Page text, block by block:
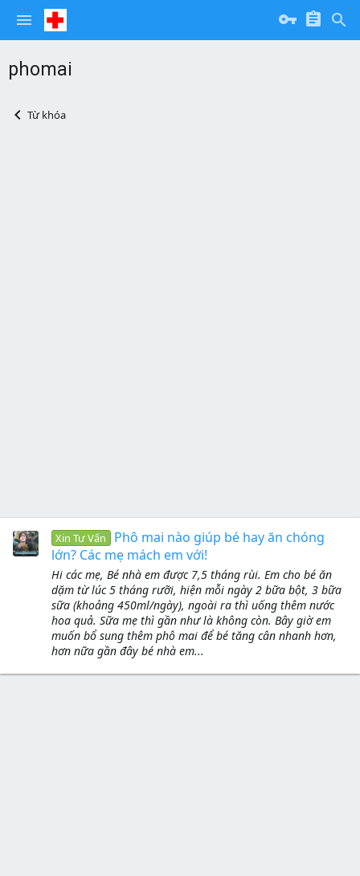
phomai
Từ khóa
Xin Tư Vấn
Phô mai nào giúp bé hay ăn chóng
lớn? Các mẹ mách em với!
Hi các mẹ, Bé nhà em được 7,5 tháng rùi. Em cho bé ăn
dặm từ lúc 5 tháng rưỡi, hiện mỗi ngày 2 bữa bột, 3 bữa
sữa (khoảng 450ml/ngày), ngoài ra thì uống thêm nước
hoa quả. Sữa mẹ thì gần như là không còn. Bây giờ em
muốn bổ sung thêm phô mai để bé tăng cân nhanh hơn,
hơn nữa gần đây bé nhà em...